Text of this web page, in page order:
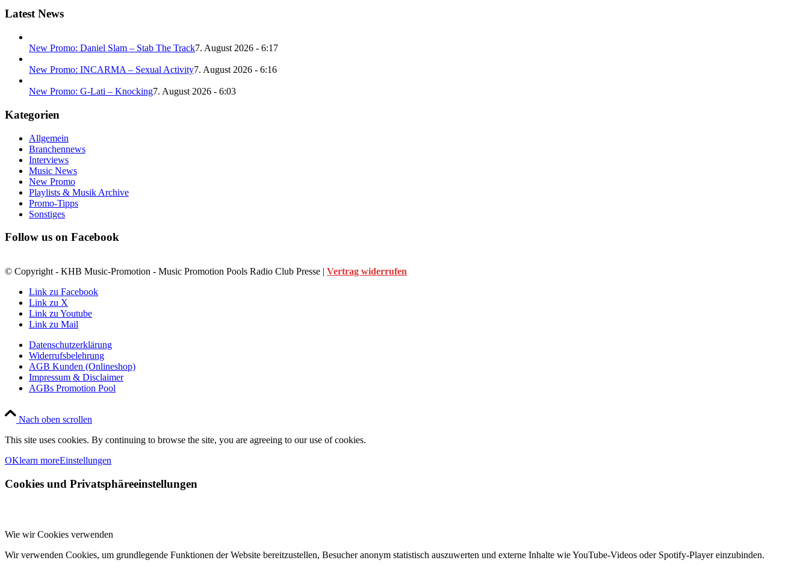
Latest News
New Promo: Daniel Slam – Stab The Track7. August 2026 - 6:17
New Promo: INCARMA – Sexual Activity7. August 2026 - 6:16
New Promo: G-Lati – Knocking7. August 2026 - 6:03
Kategorien
Allgemein
Branchennews
Interviews
Music News
New Promo
Playlists & Musik Archive
Promo-Tipps
Sonstiges
Follow us on Facebook
© Copyright - KHB Music-Promotion - Music Promotion Pools Radio Club Presse | Vertrag widerrufen
Link zu Facebook
Link zu X
Link zu Youtube
Link zu Mail
Datenschutzerklärung
Widerrufsbelehrung
AGB Kunden (Onlineshop)
Impressum & Disclaimer
AGBs Promotion Pool
Nach oben scrollen
This site uses cookies. By continuing to browse the site, you are agreeing to our use of cookies.
OKlearn moreEinstellungen
Cookies und Privatsphäreeinstellungen
Wie wir Cookies verwenden
Wir verwenden Cookies, um grundlegende Funktionen der Website bereitzustellen, Besucher anonym statistisch auszuwerten und externe Inhalte wie YouTube-Videos oder Spotify-Player einzubinden.